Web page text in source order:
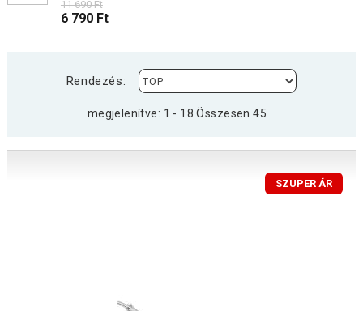
11 690 Ft
6 790 Ft
Rendezés:
megjelenítve: 1 - 18 Összesen 45
SZUPER ÁR